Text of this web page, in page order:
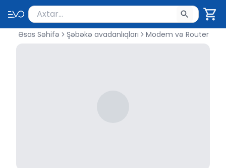
Məhsul axtar
Axtarış üçün ən azı 2 simvol yazın. Göndərmək
Əsas Səhifə Şəbəkə avadanlıqları Modem və Router